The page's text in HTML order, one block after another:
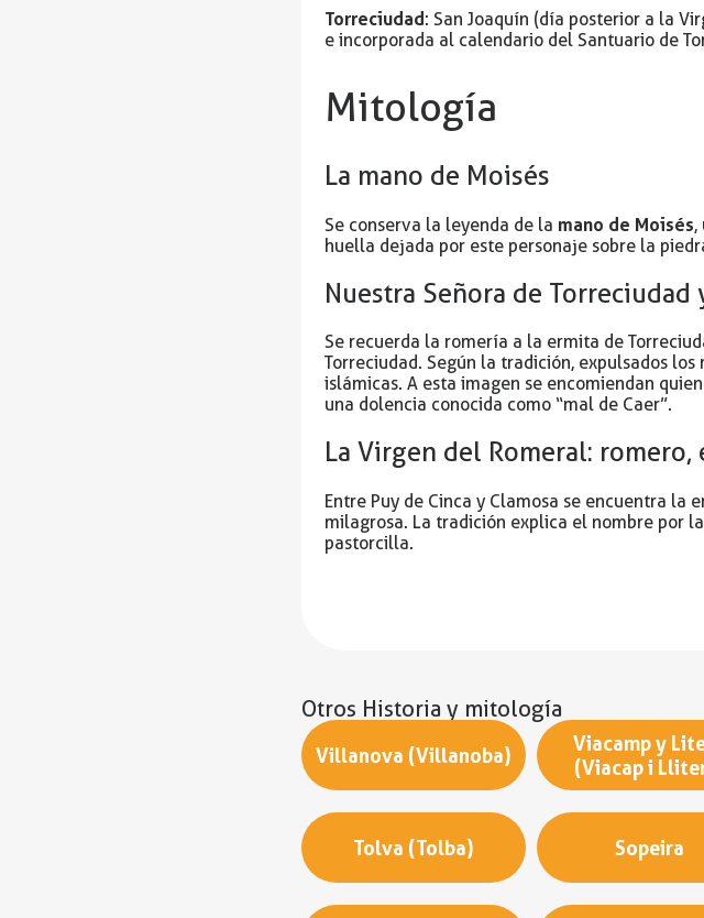
Torreciudad: San Joaquín (día posterior a la
e incorporada al calendario del Santuario de
Mitología
La mano de Moisés
Se conserva la leyenda de la mano de Moisés,
huella dejada por este personaje sobre la
Nuestra Señora de Torreciudad
Se recuerda la romería a la ermita de
Torreciudad. Según la tradición, expulsados
islámicas. A esta imagen se encomiendan
una dolencia conocida como “mal de Caer”.
La Virgen del Romeral:
Entre Puy de Cinca y Clamosa se encuentra la
milagrosa. La tradición explica el nombre por
pastorcilla.
Otros Historia y mitología
Villanova (Villanoba)
Viacamp y
(Viacap i
Tolva (Tolba) Sopeira